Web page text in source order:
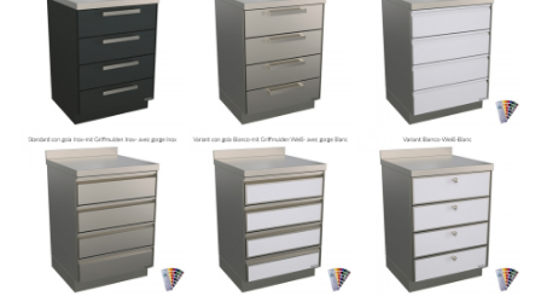
ENTREPRISE
PRODUITS
AIDES
CATALOGUES
CONSEILS
ACTUALITÉS
MEDIA